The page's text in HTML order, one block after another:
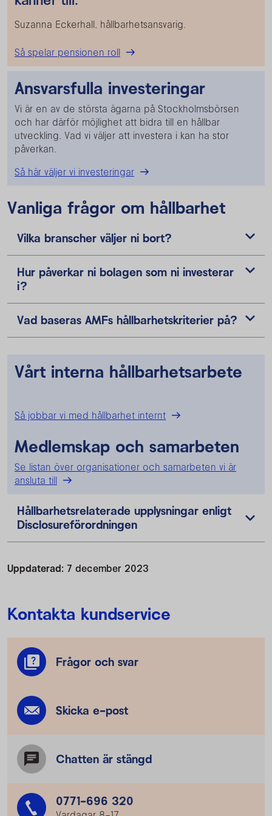
Suzanna Eckerhall, hållbarhetsansvarig.
Så spelar pensionen roll
Ansvarsfulla investeringar
Vi är en av de största ägarna på Stockholmsbörsen
och har därför möjlighet att bidra till en hållbar
utveckling. Vad vi väljer att investera i kan ha stor
påverkan.
Så här väljer vi investeringar
Vanliga frågor om hållbarhet
Vilka branscher väljer ni bort?
Hur påverkar ni bolagen som ni investerar
i?
Vad baseras AMFs hållbarhetskriterier på?
Vårt interna hållbarhetsarbete
Så jobbar vi med hållbarhet internt
Medlemskap och samarbeten
Se listan över organisationer och samarbeten vi är
ansluta till
Hållbarhetsrelaterade upplysningar enligt
Disclosureförordningen
Uppdaterad: 7 december 2023
Kontakta kundservice
Frågor och svar
Skicka e-post
Chatten är stängd
0771-696 320